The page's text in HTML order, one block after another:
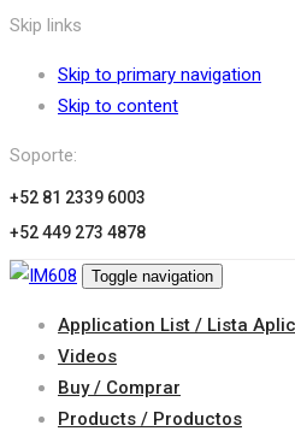
Skip links
Skip to primary navigation
Skip to content
Soporte:
+52 81 2339 6003
+52 449 273 4878
Toggle navigation
Application List / Lista
Videos
Buy / Comprar
Products / Productos